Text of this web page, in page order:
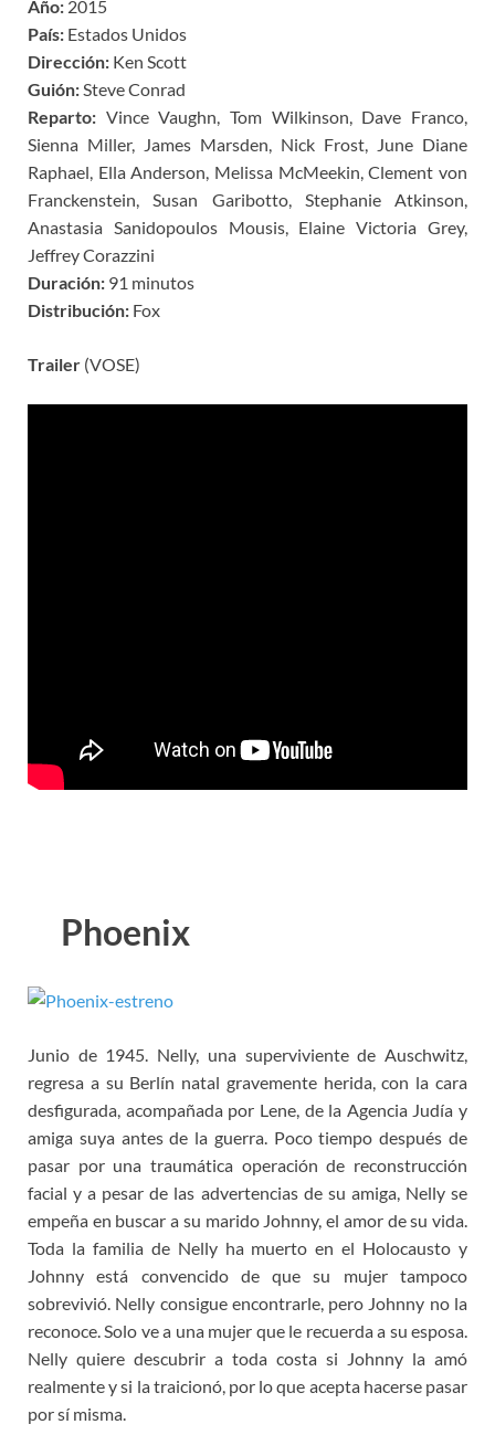
Año: 2015
País: Estados Unidos
Dirección: Ken Scott
Guión: Steve Conrad
Reparto: Vince Vaughn, Tom Wilkinson, Dave Franco,
Sienna Miller, James Marsden, Nick Frost, June Diane
Raphael, Ella Anderson, Melissa McMeekin, Clement von
Franckenstein, Susan Garibotto, Stephanie Atkinson,
Anastasia Sanidopoulos Mousis, Elaine Victoria Grey,
Jeffrey Corazzini
Duración: 91 minutos
Distribución: Fox
Trailer (VOSE)
Phoenix
Junio de 1945. Nelly, una superviviente de Auschwitz,
regresa a su Berlín natal gravemente herida, con la cara
desfigurada, acompañada por Lene, de la Agencia Judía y
amiga suya antes de la guerra. Poco tiempo después de
pasar por una traumática operación de reconstrucción
facial y a pesar de las advertencias de su amiga, Nelly se
empeña en buscar a su marido Johnny, el amor de su vida.
Toda la familia de Nelly ha muerto en el Holocausto y
Johnny está convencido de que su mujer tampoco
sobrevivió. Nelly consigue encontrarle, pero Johnny no la
reconoce. Solo ve a una mujer que le recuerda a su esposa.
Nelly quiere descubrir a toda costa si Johnny la amó
realmente y si la traicionó, por lo que acepta hacerse pasar
por sí misma.